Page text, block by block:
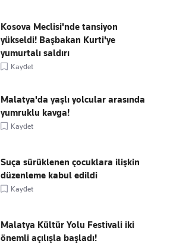
Kosova Meclisi'nde tansiyon
yükseldi! Başbakan Kurti'ye
yumurtalı saldırı
Kaydet
Malatya'da yaşlı yolcular arasında
yumruklu kavga!
Kaydet
Suça sürüklenen çocuklara ilişkin
düzenleme kabul edildi
Kaydet
Malatya Kültür Yolu Festivali iki
önemli açılışla başladı!